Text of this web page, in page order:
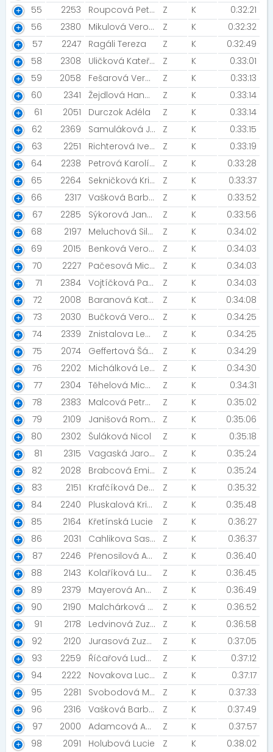
55
2253 Roupcová Petra Z K
0:32:21
56
2380 Mikulová Veronika Z K
0:32:32
57
2247 Ragáli Tereza Z K
0:32:49
58
2308 Uličková Kateřina [Bellis] Z K
0:33:01
59
2058 Fešarová Veronika Z K
0:33:13
60
2341 Žejdlová Hana [Jedeme bomby] Z K
0:33:14
61
2051 Durczok Adéla Z K
0:33:14
62
2369 Samuláková Jana Z K
0:33:15
63
2251 Richterová Iveta Z K
0:33:19
64
2238 Petrová Karolína [Pohoda] Z K
0:33:28
65
2264 Sekničková Kristýna [Brose] Z K
0:33:37
66
2317 Vašková Barbora Z K
0:33:52
67
2285 Sýkorová Jana [Prostě běž!-Sýkorky:)] Z K
0:33:56
68
2197 Meluchová Silvie Z K
0:34:02
69
2015 Benková Veronika [Šneci v běhu] Z K
0:34:03
70
2227 Pačesová Michaela Z K
0:34:03
71
2384 Vojtíčková Pavla Z K
0:34:03
72
2008 Baranová Kateřina Z K
0:34:08
73
2030 Bučková Veronika [Ostravske kalače] Z K
0:34:25
74
2339 Znistalova Lenka Z K
0:34:25
75
2074 Geffertová Šárka Z K
0:34:29
76
2202 Michálková Lenka Z K
0:34:30
77
2304 Těhelová Michaela Z K
0:34:31
78
2383 Malcová Petra [Prostě běž!] Z K
0:35:02
79
2109 Janišová Romana Z K
0:35:06
80
2302 Šuláková Nicol Z K
0:35:18
81
2315 Vagaská Jaroslava [Brose] Z K
0:35:24
82
2028 Brabcová Emilie Z K
0:35:24
83
2151 Krafčíková Denisa [Sestry v akci] Z K
0:35:32
84
2240 Pluskalová Kristýna Z K
0:35:48
85
2164 Křetínská Lucie Z K
0:36:27
86
2031 Cahlikova Saskia Z K
0:36:37
87
2246 Přenosilová Andrea Z K
0:36:40
88
2143 Kolaříková Lucie Z K
0:36:45
89
2379 Mayerová Andrea Z K
0:36:49
90
2190 Malchárková Vendula Z K
0:36:52
91
2178 Ledvinová Zuzana Z K
0:36:58
92
2120 Jurasová Zuzana [Prostě Běž!] Z K
0:37:05
93
2259 Říčařová Ludmila [Žer slimáky! ] Z K
0:37:12
94
2222 Novakova Lucie Z K
0:37:17
95
2281 Svobodová Martina Z K
0:37:33
96
2316 Vašková Barbora Z K
0:37:49
97
2000 Adamcová Anna Z K
0:37:57
98
2091 Holubová Lucie Z K 0:38:02